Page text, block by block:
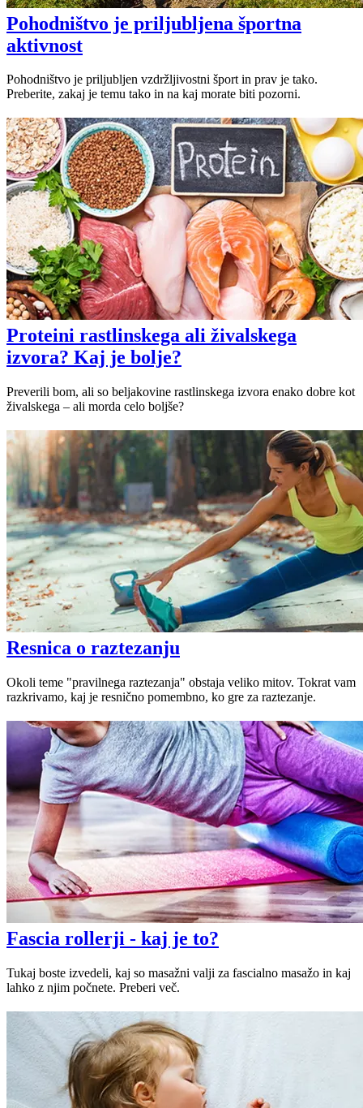
Pohodništvo je priljubljena športna
aktivnost
Pohodništvo je priljubljen vzdržljivostni šport in prav je tako.
Preberite, zakaj je temu tako in na kaj morate biti pozorni.
Proteini rastlinskega ali živalskega
izvora? Kaj je bolje?
Preverili bom, ali so beljakovine rastlinskega izvora enako dobre kot
živalskega – ali morda celo boljše?
Resnica o raztezanju
Okoli teme "pravilnega raztezanja" obstaja veliko mitov. Tokrat vam
razkrivamo, kaj je resnično pomembno, ko gre za raztezanje.
Fascia rollerji - kaj je to?
Tukaj boste izvedeli, kaj so masažni valji za fascialno masažo in kaj
lahko z njim počnete. Preberi več.